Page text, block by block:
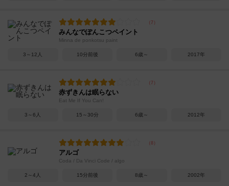
みんなでぽんこつペイント
Minna de ponkotsu paint
3～12人 10分前後 6歳～ 2017年
赤ずきんは眠らない
Eat Me If You Can!
3～6人 15～30分 6歳～ 2012年
アルゴ
Coda / Da Vinci Code / algo
2～4人 15分前後 8歳～ 2002年